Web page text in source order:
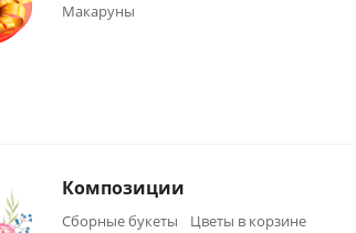
Макаруны
Композиции
Сборные букеты
Цветы в корзине